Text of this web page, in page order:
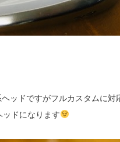
ッドですがフルカスタムに
ドになります